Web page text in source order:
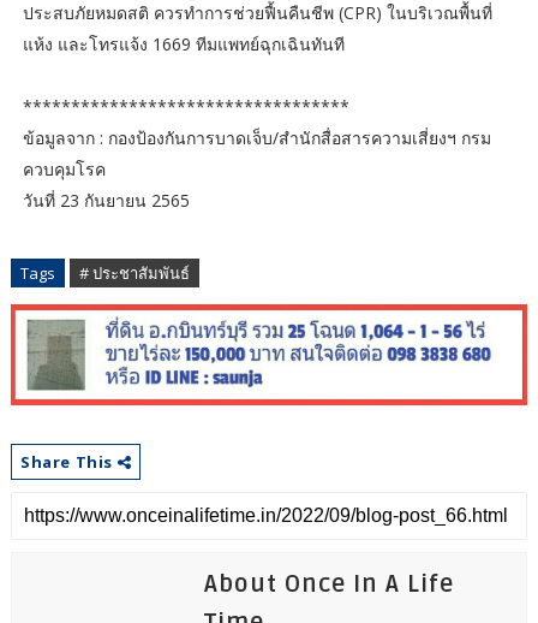
ประสบภัยหมดสติ ควรทำการช่วยฟื้นคืนชีพ (CPR) ในบริเวณพื้นที่
แห้ง และโทรแจ้ง 1669 ทีมแพทย์ฉุกเฉินทันที
**********************************
ข้อมูลจาก : กองป้องกันการบาดเจ็บ/สำนักสื่อสารความเสี่ยงฯ กรม
ควบคุมโรค
วันที่ 23 กันยายน 2565
Tags # ประชาสัมพันธ์
Share This
About Once In A Life